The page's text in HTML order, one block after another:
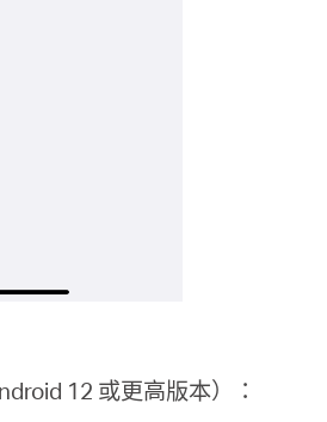
12 或更高版本）：